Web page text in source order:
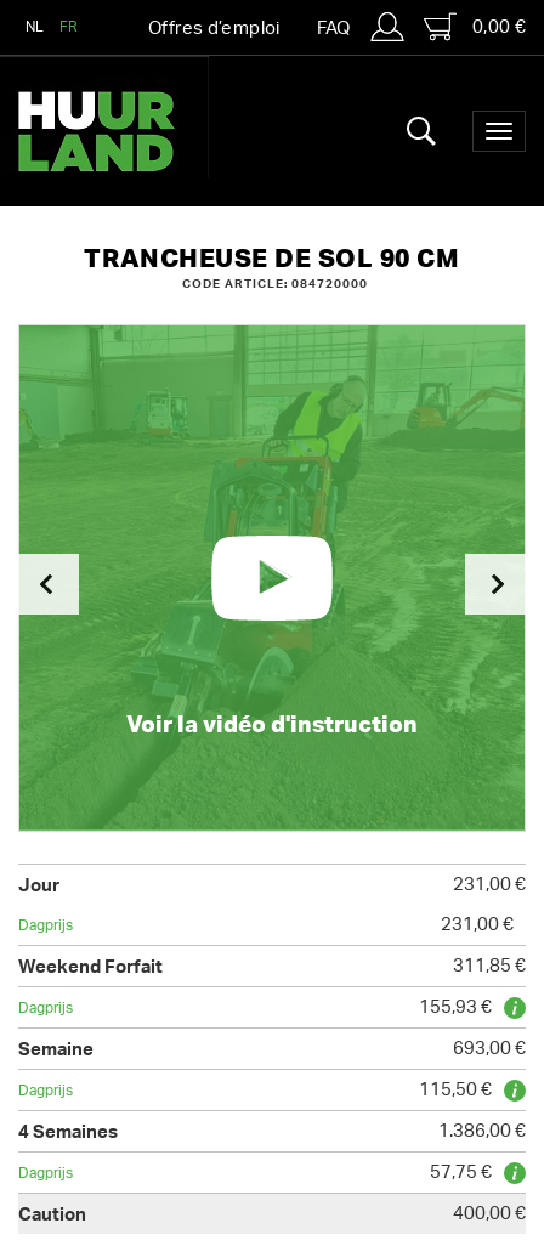
NL FR Offres d’emploi FAQ 0,00 €
TRANCHEUSE DE SOL 90 CM
CODE ARTICLE: 084720000
Voir la vidéo d'instruction
231,00 €
231,00 €
311,85 €
155,93 €
693,00 €
115,50 €
1.386,00 €
57,75 €
400,00 €